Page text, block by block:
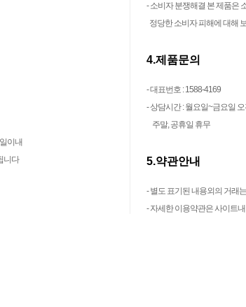
이내
니다
- 소비자 분쟁해결 본 제품은
정당한 소비자 피해에 대해
4.제품문의
- 대표번호 : 1588-4169
- 상담시간 : 월요일~금요일 오
주말, 공휴일 휴무
5.약관안내
- 별도 표기된 내용외의 거래
- 자세한 이용약관은 사이트